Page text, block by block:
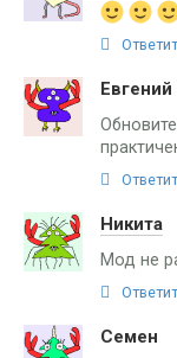
Евгений
Никита
Мод не
Семен